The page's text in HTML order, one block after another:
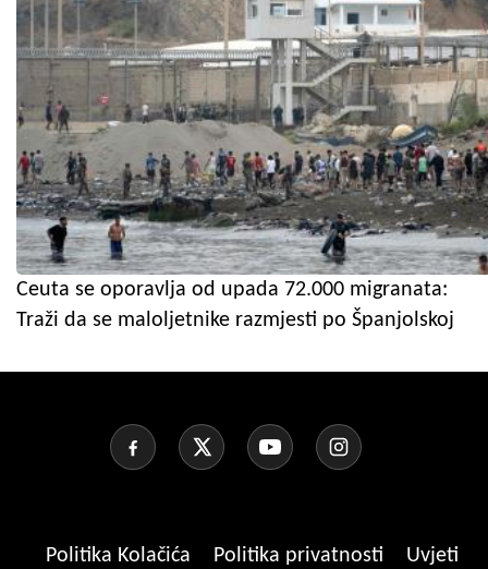
Ceuta se oporavlja od upada 72.000 migranata:
Traži da se maloljetnike razmjesti po Španjolskoj
Politika Kolačića Politika privatnosti
Uvjeti